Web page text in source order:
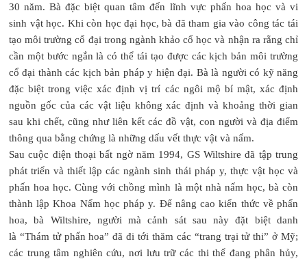
30 năm. Bà đặc biệt quan tâm đến lĩnh vực phấn hoa học và vi
sinh vật học. Khi còn học đại học, bà đã tham gia vào công tác tái
tạo môi trường cổ đại trong ngành khảo cổ học và nhận ra rằng chỉ
cần một bước ngắn là có thể tái tạo được các kịch bản môi trường
cổ đại thành các kịch bản pháp y hiện đại. Bà là người có kỹ năng
đặc biệt trong việc xác định vị trí các ngôi mộ bí mật, xác định
nguồn gốc của các vật liệu không xác định và khoảng thời gian
sau khi chết, cũng như liên kết các đồ vật, con người và địa điểm
thông qua bằng chứng là những dấu vết thực vật và nấm.
Sau cuộc điện thoại bất ngờ năm 1994, GS Wiltshire đã tập trung
phát triển và thiết lập các ngành sinh thái pháp y, thực vật học và
phấn hoa học. Cùng với chồng mình là một nhà nấm học, bà còn
thành lập Khoa Nấm học pháp y. Để nâng cao kiến thức về phấn
hoa, bà Wiltshire, người mà cảnh sát sau này đặt biệt danh
là “Thám tử phấn hoa” đã đi tới thăm các “trang trại tử thi” ở Mỹ;
các trung tâm nghiên cứu, nơi lưu trữ các thi thể đang phân hủy,